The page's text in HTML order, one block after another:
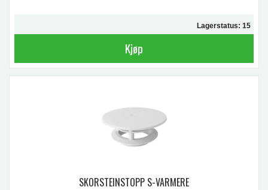
Lagerstatus: 15
Kjøp
SKORSTEINSTOPP S-VARMERE